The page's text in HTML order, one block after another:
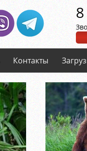
Контакты